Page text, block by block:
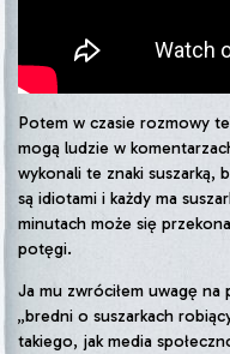
Potem w czasie rozmowy
mogą ludzie w
wykonali te znaki suszarką,
są idiotami i każdy ma
minutach może się
potęgi.
Ja mu zwróciłem uwagę
„bredni o suszarkach
takiego, jak media